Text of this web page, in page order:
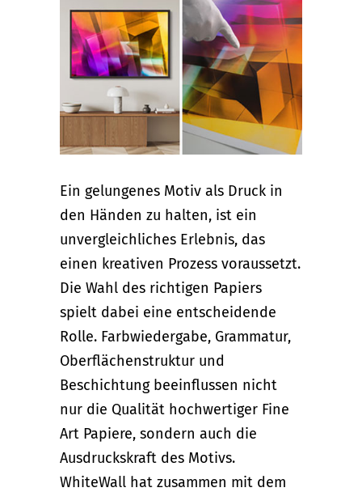
Ein gelungenes Motiv als Druck in
den Händen zu halten, ist ein
unvergleichliches Erlebnis, das
einen kreativen Prozess voraussetzt.
Die Wahl des richtigen Papiers
spielt dabei eine entscheidende
Rolle. Farbwiedergabe, Grammatur,
Oberflächenstruktur und
Beschichtung beeinflussen nicht
nur die Qualität hochwertiger Fine
Art Papiere, sondern auch die
Ausdruckskraft des Motivs.
WhiteWall hat zusammen mit dem